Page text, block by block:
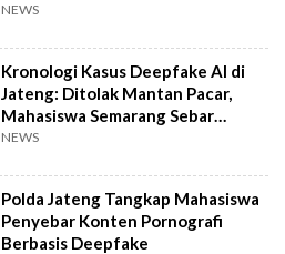
NEWS
Kronologi Kasus Deepfake AI di
Jateng: Ditolak Mantan Pacar,
Mahasiswa Semarang Sebar
Konten Porno
NEWS
Polda Jateng Tangkap Mahasiswa
Penyebar Konten Pornografi
Berbasis Deepfake